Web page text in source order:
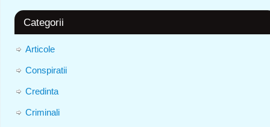
Categorii
Articole
Conspiratii
Credinta
Criminali